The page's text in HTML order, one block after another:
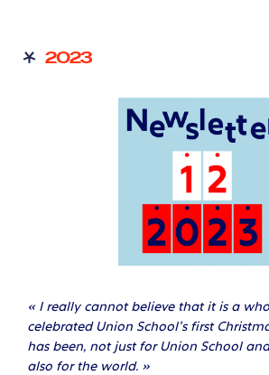
2023
« I really cannot believe that it is a
celebrated Union School’s first
has been, not just for Union School
also for the world. »